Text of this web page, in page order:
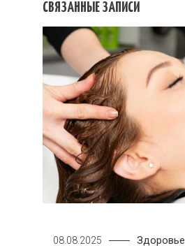
СВЯЗАННЫЕ ЗАПИСИ
08.08.2025 Здоровье